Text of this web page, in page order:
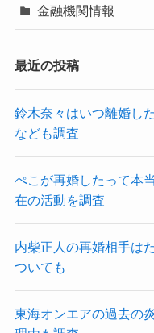
金融機関情報
最近の投稿
鈴木奈々はいつ離婚し
なども調査
ぺこが再婚したって本
在の活動を調査
内柴正人の再婚相手は
ついても
東海オンエアの過去の